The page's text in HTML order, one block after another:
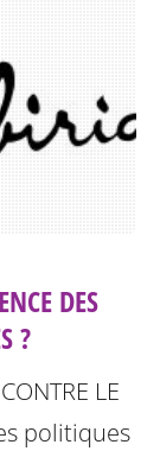
DES
?
LE
politiques